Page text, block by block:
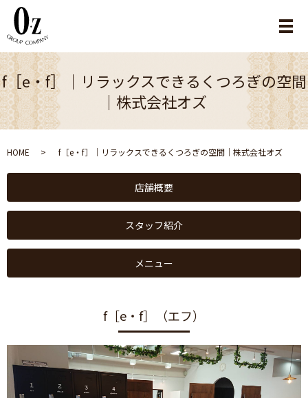
メ
f［e・f］｜リラックスできるくつろぎの空間
｜株式会社オズ
HOME f［e・f］｜リラックスできるくつろぎの空間｜株式会社オズ
店舗概要
スタッフ紹介
メニュー
f［e・f］（エフ）